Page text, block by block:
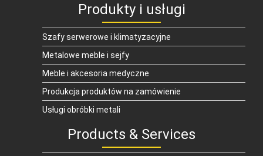
Produkty i usługi
Szafy serwerowe i klimatyzacyjne
Metalowe meble i sejfy
Meble i akcesoria medyczne
Produkcja produktów na zamówienie
Usługi obróbki metali
Products & Services